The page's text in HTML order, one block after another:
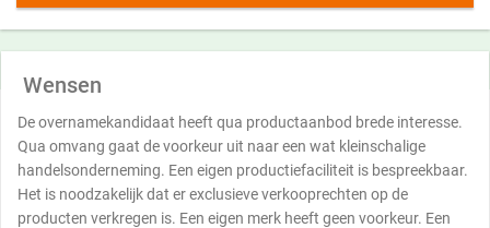
Wensen
De overnamekandidaat heeft qua productaanbod brede interesse.
Qua omvang gaat de voorkeur uit naar een wat kleinschalige
handelsonderneming. Een eigen productiefaciliteit is bespreekbaar.
Het is noodzakelijk dat er exclusieve verkooprechten op de
producten verkregen is. Een eigen merk heeft geen voorkeur. Een